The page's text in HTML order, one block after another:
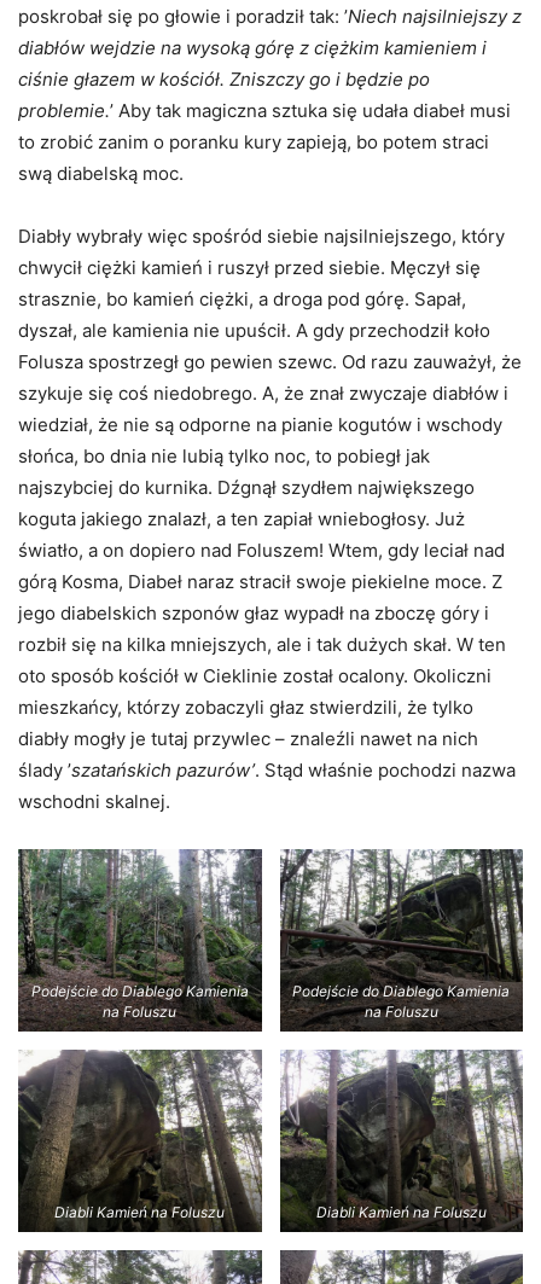
poskrobał się po głowie i poradził tak: ’Niech najsilniejszy z
diabłów wejdzie na wysoką górę z ciężkim kamieniem i
ciśnie głazem w kościół. Zniszczy go i będzie po
problemie.’ Aby tak magiczna sztuka się udała diabeł musi
to zrobić zanim o poranku kury zapieją, bo potem straci
swą diabelską moc.
Diabły wybrały więc spośród siebie najsilniejszego, który
chwycił ciężki kamień i ruszył przed siebie. Męczył się
strasznie, bo kamień ciężki, a droga pod górę. Sapał,
dyszał, ale kamienia nie upuścił. A gdy przechodził koło
Folusza spostrzegł go pewien szewc. Od razu zauważył, że
szykuje się coś niedobrego. A, że znał zwyczaje diabłów i
wiedział, że nie są odporne na pianie kogutów i wschody
słońca, bo dnia nie lubią tylko noc, to pobiegł jak
najszybciej do kurnika. Dźgnął szydłem największego
koguta jakiego znalazł, a ten zapiał wniebogłosy. Już
światło, a on dopiero nad Foluszem! Wtem, gdy leciał nad
górą Kosma, Diabeł naraz stracił swoje piekielne moce. Z
jego diabelskich szponów głaz wypadł na zboczę góry i
rozbił się na kilka mniejszych, ale i tak dużych skał. W ten
oto sposób kościół w Cieklinie został ocalony. Okoliczni
mieszkańcy, którzy zobaczyli głaz stwierdzili, że tylko
diabły mogły je tutaj przywlec – znaleźli nawet na nich
ślady ’szatańskich pazurów’. Stąd właśnie pochodzi nazwa
wschodni skalnej.
Podejście do Diablego Kamienia
na Foluszu
Podejście do Diablego Kamienia
na Foluszu
Diabli Kamień na Foluszu Diabli Kamień na Foluszu